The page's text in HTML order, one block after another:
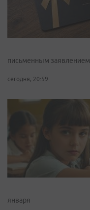
письменным заявлением
сегодня, 20:59
января